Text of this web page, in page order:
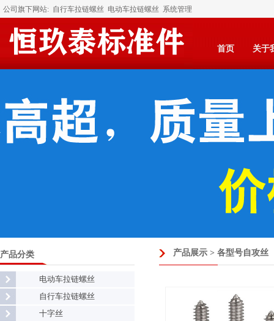
公司旗下网站: 自行车拉链螺丝 电动车拉链螺丝 系统管理
首页 关于
产品分类
电动车拉链螺丝
自行车拉链螺丝
十字丝
产品展示 > 各型号自攻丝